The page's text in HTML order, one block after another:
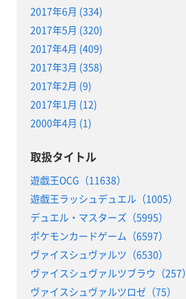
2017年6月 (334)
2017年5月 (320)
2017年4月 (409)
2017年3月 (358)
2017年2月 (9)
2017年1月 (12)
2000年4月 (1)
取扱タイトル
遊戯王OCG（11638）
遊戯王ラッシュデュエル（1005）
デュエル・マスターズ（5995）
ポケモンカードゲーム（6597）
ヴァイスシュヴァルツ（6530）
ヴァイスシュヴァルツブラウ（257）
ヴァイスシュヴァルツロゼ（75）